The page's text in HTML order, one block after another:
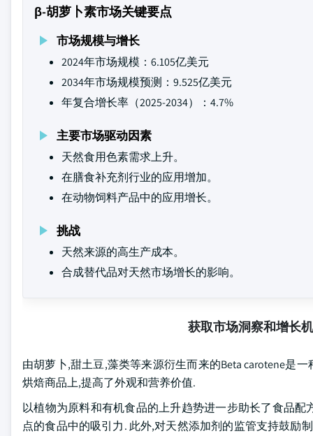
β-胡萝卜素市场关键要点
市场规模与增长
2024年市场规模：6.105亿美元
2034年市场规模预测：9.525亿美元
年复合增长率（2025-2034）：4.7%
主要市场驱动因素
天然食用色素需求上升。
在膳食补充剂行业的应用增加。
在动物饲料产品中的应用增长。
挑战
天然来源的高生产成本。
合成替代品对天然市场增长的影响。
获取市场洞察和增长
由胡萝卜,甜土豆,藻类等来源衍生而来的Beta carotene是
烘焙商品上,提高了外观和营养价值.
以植物为原料和有机食品的上升趋势进一步助长了食品
点的食品中的吸引力. 此外,对天然添加剂的监管支持鼓励